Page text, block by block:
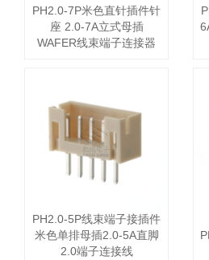
PH2.0-7P米色直针插件针
座 2.0-7A立式母插
WAFER线束端子连接器
PH2.0-5P线束端子接插件
米色单排母插2.0-5A直脚
2.0端子连接线